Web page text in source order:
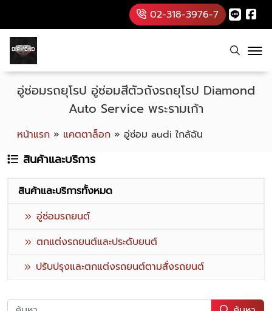
02-318-3976-7
หน้าแรก » แคตตาล็อก » อู่ซ่อม audi ใกล้ฉัน
อู่ซ่อมรถยุโรป อู่ซ่อมสีตัวถังรถยุโรป Diamond
Auto Service พระรามเก้า
สินค้าและบริการ
สินค้าและบริการทั้งหมด
อู่ซ่อมรถยนต์
ตกแต่งรถยนต์และประดับยนต์
ปรับปรุงและตกแต่งรถยนต์ตามสั่งรถยนต์